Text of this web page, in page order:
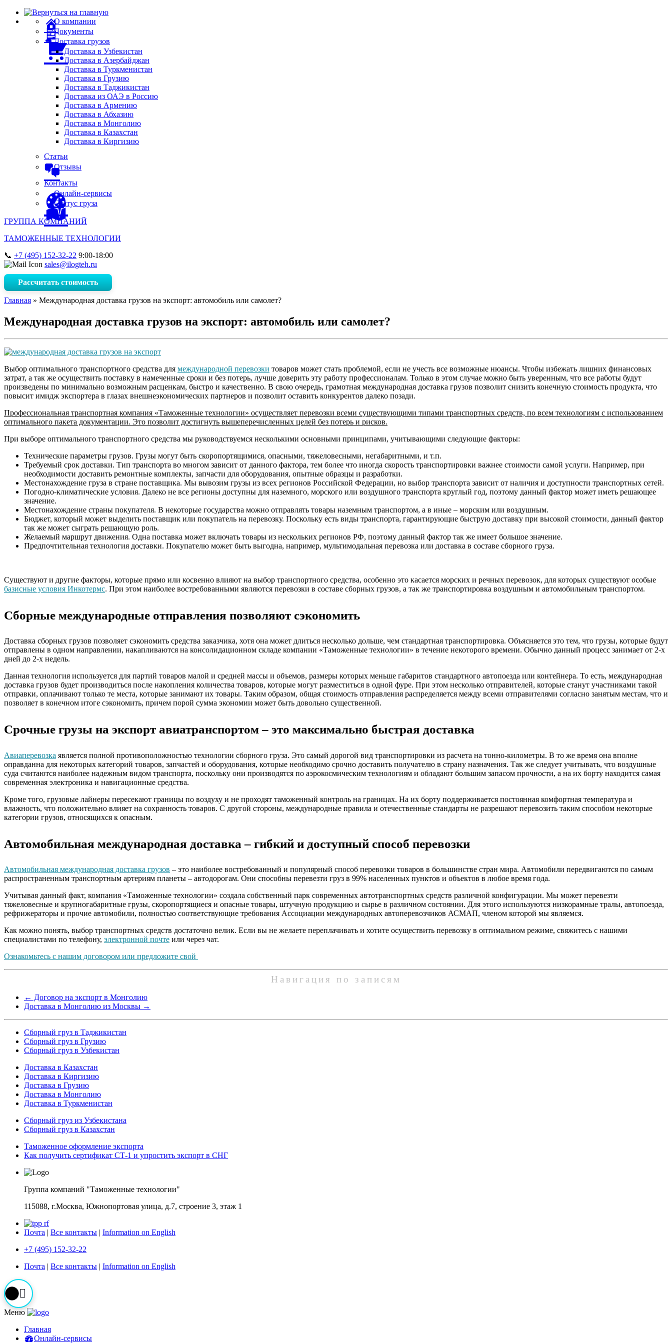
О компании
Документы
Доставка грузов
Доставка в Узбекистан
Доставка в Азербайджан
Доставка в Туркменистан
Доставка в Грузию
Доставка в Таджикистан
Доставка из ОАЭ в Россию
Доставка в Армению
Доставка в Абхазию
Доставка в Монголию
Доставка в Казахстан
Доставка в Киргизию
Статьи
Отзывы
Контакты
Онлайн-сервисы
Статус груза
ГРУППА КОМПАНИЙ
ТАМОЖЕННЫЕ ТЕХНОЛОГИИ
+7 (495) 152-32-22 9:00-18:00
sales@ilogteh.ru
Рассчитать стоимость
Главная » Международная доставка грузов на экспорт: автомобиль или самолет?
Международная доставка грузов на экспорт: автомобиль или самолет?
Выбор оптимального транспортного средства для международной перевозки товаров может стать проблемой, если не учесть все возможные нюансы. Чтобы избежать лишних финансовых
затрат, а так же осуществить поставку в намеченные сроки и без потерь, лучше доверить эту работу профессионалам. Только в этом случае можно быть уверенным, что все работы будут
произведены по минимально возможным расценкам, быстро и качественно. В свою очередь, грамотная международная доставка грузов позволит снизить конечную стоимость продукта, что
повысит имидж экспортера в глазах внешнеэкономических партнеров и позволит оставить конкурентов далеко позади.
Профессиональная транспортная компания «Таможенные технологии» осуществляет перевозки всеми существующими типами транспортных средств, по всем технологиям с использованием
оптимального пакета документации. Это позволит достигнуть вышеперечисленных целей без потерь и рисков.
При выборе оптимального транспортного средства мы руководствуемся несколькими основными принципами, учитывающими следующие факторы:
Технические параметры грузов. Грузы могут быть скоропортящимися, опасными, тяжеловесными, негабаритными, и т.п.
Требуемый срок доставки. Тип транспорта во многом зависит от данного фактора, тем более что иногда скорость транспортировки важнее стоимости самой услуги. Например, при
необходимости доставить ремонтные комплекты, запчасти для оборудования, опытные образцы и разработки.
Местонахождение груза в стране поставщика. Мы вывозим грузы из всех регионов Российской Федерации, но выбор транспорта зависит от наличия и доступности транспортных сетей.
Погодно-климатические условия. Далеко не все регионы доступны для наземного, морского или воздушного транспорта круглый год, поэтому данный фактор может иметь решающее
значение.
Местонахождение страны покупателя. В некоторые государства можно отправлять товары наземным транспортом, а в иные – морским или воздушным.
Бюджет, который может выделить поставщик или покупатель на перевозку. Поскольку есть виды транспорта, гарантирующие быструю доставку при высокой стоимости, данный фактор
так же может сыграть решающую роль.
Желаемый маршрут движения. Одна поставка может включать товары из нескольких регионов РФ, поэтому данный фактор так же имеет большое значение.
Предпочтительная технология доставки. Покупателю может быть выгодна, например, мультимодальная перевозка или доставка в составе сборного груза.
Существуют и другие факторы, которые прямо или косвенно влияют на выбор транспортного средства, особенно это касается морских и речных перевозок, для которых существуют особые
базисные условия Инкотермс. При этом наиболее востребованными являются перевозки в составе сборных грузов, а так же транспортировка воздушным и автомобильным транспортом.
Сборные международные отправления позволяют сэкономить
Доставка сборных грузов позволяет сэкономить средства заказчика, хотя она может длиться несколько дольше, чем стандартная транспортировка. Объясняется это тем, что грузы, которые будут
отправлены в одном направлении, накапливаются на консолидационном складе компании «Таможенные технологии» в течение некоторого времени. Обычно данный процесс занимает от 2-х
дней до 2-х недель.
Данная технология используется для партий товаров малой и средней массы и объемов, размеры которых меньше габаритов стандартного автопоезда или контейнера. То есть, международная
доставка грузов будет производиться после накопления количества товаров, которые могут разместиться в одной фуре. При этом несколько отправителей, которые станут участниками такой
отправки, оплачивают только те места, которые занимают их товары. Таким образом, общая стоимость отправления распределяется между всеми отправителями согласно занятым местам, что и
позволяет в конечном итоге сэкономить, причем порой сумма экономии может быть довольно существенной.
Срочные грузы на экспорт авиатранспортом – это максимально быстрая доставка
Авиаперевозка является полной противоположностью технологии сборного груза. Это самый дорогой вид транспортировки из расчета на тонно-километры. В то же время она вполне
оправданна для некоторых категорий товаров, запчастей и оборудования, которые необходимо срочно доставить получателю в страну назначения. Так же следует учитывать, что воздушные
суда считаются наиболее надежным видом транспорта, поскольку они производятся по аэрокосмическим технологиям и обладают большим запасом прочности, а на их борту находится самая
современная электроника и навигационные средства.
Кроме того, грузовые лайнеры пересекают границы по воздуху и не проходят таможенный контроль на границах. На их борту поддерживается постоянная комфортная температура и
влажность, что положительно влияет на сохранность товаров. С другой стороны, международные правила и отечественные стандарты не разрешают перевозить таким способом некоторые
категории грузов, относящихся к опасным.
Автомобильная международная доставка – гибкий и доступный способ перевозки
Автомобильная международная доставка грузов – это наиболее востребованный и популярный способ перевозки товаров в большинстве стран мира. Автомобили передвигаются по самым
распространенным транспортным артериям планеты – автодорогам. Они способны перевезти груз в 99% населенных пунктов и объектов в любое время года.
Учитывая данный факт, компания «Таможенные технологии» создала собственный парк современных автотранспортных средств различной конфигурации. Мы может перевезти
тяжеловесные и крупногабаритные грузы, скоропортящиеся и опасные товары, штучную продукцию и сырье в различном состоянии. Для этого используются низкорамные тралы, автопоезда,
рефрижераторы и прочие автомобили, полностью соответствующие требования Ассоциации международных автоперевозчиков АСМАП, членом которой мы являемся.
Как можно понять, выбор транспортных средств достаточно велик. Если вы не желаете переплачивать и хотите осуществить перевозку в оптимальном режиме, свяжитесь с нашими
специалистами по телефону, электронной почте или через чат.
Ознакомьтесь с нашим договором или предложите свой
Навигация по записям
← Договор на экспорт в Монголию
Доставка в Монголию из Москвы →
Сборный груз в Таджикистан
Сборный груз в Грузию
Сборный груз в Узбекистан
Доставка в Казахстан
Доставка в Киргизию
Доставка в Грузию
Доставка в Монголию
Доставка в Туркменистан
Cборный груз из Узбекистана
Сборный груз в Казахстан
Таможенное оформление экспорта
Как получить сертификат СТ-1 и упростить экспорт в СНГ
Группа компаний "Таможенные технологии"
115088, г.Москва, Южнопортовая улица, д.7, строение 3, этаж 1
Почта | Все контакты | Information on English
+7 (495) 152-32-22
Почта | Все контакты | Information on English
Меню
Главная
Онлайн-сервисы